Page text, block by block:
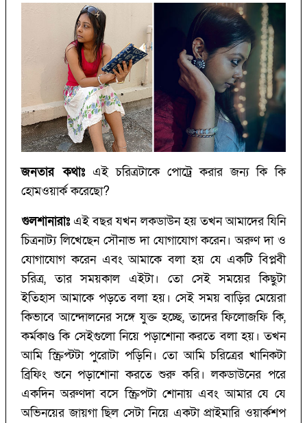
জনতার কথাঃএই চরিত্রটাকে পোট্রে করার জন্য কি কি
হোমওয়ার্ক করেছো?
গুলশানারাঃএই বছর যখন লকডাউন হয় তখন আমাদের যিনি
চিত্রনাট্য লিখেছেন সৌনাভ দা যোগাযোগ করেন। অরুণ দা ও
যোগাযোগ করেন এবং আমাকে বলা হয় যে একটি বিপ্লবী
চরিত্র, তার সময়কাল এইটা। তো সেই সময়ের কিছুটা
ইতিহাস আমাকে পড়তে বলা হয়। সেই সময় বাড়ির মেয়েরা
কিভাবে আন্দোলনের সঙ্গে যুক্ত হচ্ছে, তাদের ফিলোজফি কি,
কর্মকাণ্ড কি সেইগুলো নিয়ে পড়াশোনা করতে বলা হয়। তখন
আমি স্ক্রিপ্টটা পুরোটা পড়িনি। তো আমি চরিত্রের খানিকটা
ব্রিফিং শুনে পড়াশোনা করতে শুরু করি। লকডাউনের পরে
একদিন অরুণদা বসে স্ক্রিপটা শোনায় এবং আমার যে যে
অভিনয়ের জায়গা ছিল সেটা নিয়ে একটা প্রাইমারি ওয়ার্কশপ